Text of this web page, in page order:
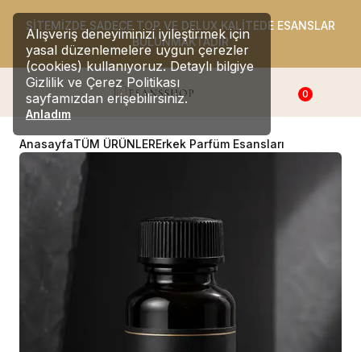
Alışveriş deneyiminizi iyileştirmek için
yasal düzenlemelere uygun çerezler
(cookies) kullanıyoruz. Detaylı bilgiye
Gizlilik ve Çerez Politikası
sayfamızdan erişebilirsiniz.
Anladım
SİTEMİZDE SADECE TOP VE DELUX KALİTEDE ESANSLAR
BULUNMAKTADIR
0
AnasayfaTÜM ÜRÜNLERErkek Parfüm Esansları